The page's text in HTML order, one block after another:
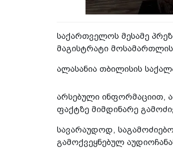
საქართველოს მესამე
მაგისტრატი მოსამართლის
ალასანია თბილისის
არსებული ინფორმაციით,
ფაქტზე მიმდინარე
სავარაუდოდ,
გამოქვეყნებულ